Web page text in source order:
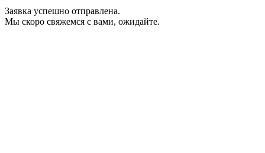
Заявка успешно отправлена.
Мы скоро свяжемся с вами, ожидайте.